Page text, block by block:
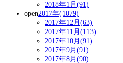
2018年1月(91)
open2017年(1079)
2017年12月(63)
2017年11月(113)
2017年10月(91)
2017年9月(91)
2017年8月(90)